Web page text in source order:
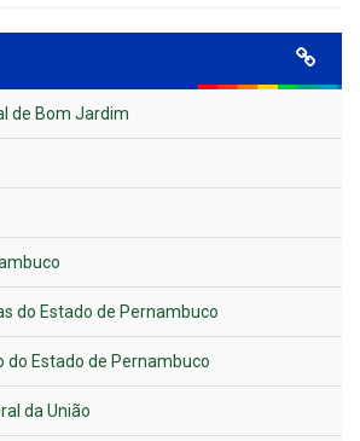
de Bom Jardim
do Estado de Pernambuco
do Estado de Pernambuco
da União